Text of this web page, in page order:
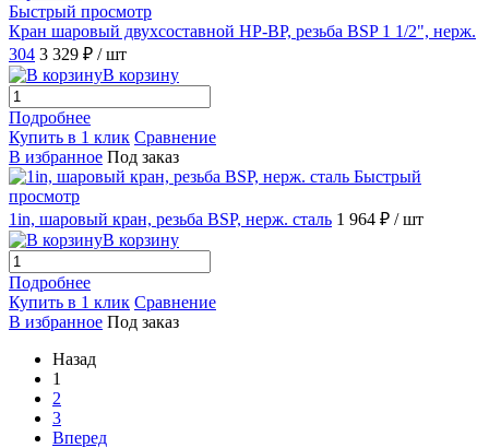
Быстрый просмотр
Кран шаровый двухсоставной НР-ВР, резьба BSP 1 1/2", нерж.
304 3 329 ₽ / шт
В корзину
Подробнее
Купить в 1 клик Сравнение
В избранное Под заказ
Быстрый
просмотр
1in, шаровый кран, резьба BSP, нерж. сталь 1 964 ₽ / шт
В корзину
Подробнее
Купить в 1 клик Сравнение
В избранное Под заказ
Назад
1
2
3
Вперед